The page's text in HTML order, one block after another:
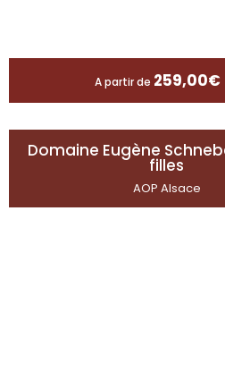
A partir de 259,00€
Domaine Eugène
filles
AOP Alsace